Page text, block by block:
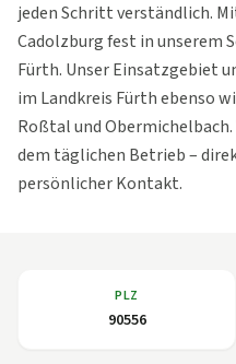
jeden Schritt verständlich.
Cadolzburg fest in unserem
Fürth. Unser Einsatzgebiet
im Landkreis Fürth ebenso
Roßtal und
dem täglichen Betrieb –
persönlicher Kontakt.
PLZ
90556